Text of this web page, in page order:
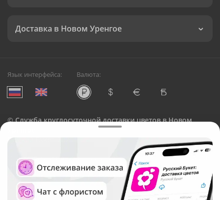
Доставка в Новом Уренгое
Язык интерфейса: Валюта:
©Служба круглосуточной доставки цветов в Новом
Русский Букет, 2026
Общество с ограниченной ответственностью «Технология»
ОГРН: 1195476081745, ИНН: 5410081997
Юридический адрес: г. Новосибирск, ул. Ипподромская,
д.42, оф. 3